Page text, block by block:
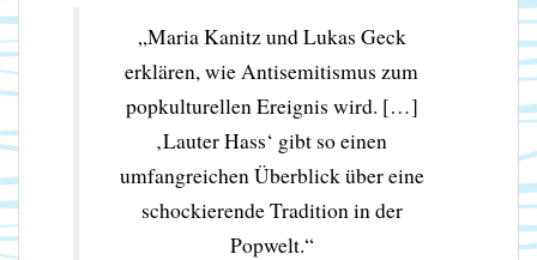
„Maria Kanitz und Lukas Geck
erklären, wie Antisemitismus zum
popkulturellen Ereignis wird. […]
‚Lauter Hass‘ gibt so einen
umfangreichen Überblick über eine
schockierende Tradition in der
Popwelt.“